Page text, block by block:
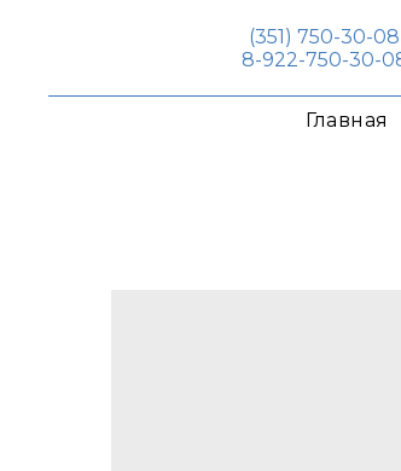
(351) 750-30-08
8-922-750-30-
Главная